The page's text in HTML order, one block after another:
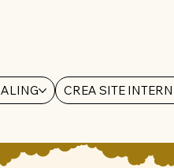
CREA SITE